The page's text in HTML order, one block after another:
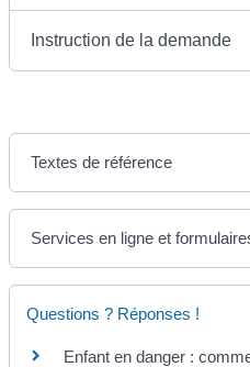
Instruction de la demande
Textes de référence
Services en ligne et
Questions ? Réponses !
Enfant en danger :